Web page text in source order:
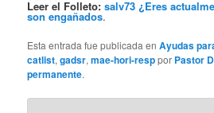
Leer el Folleto:salv73 ¿Eres
son engañados.
Esta entrada fue publicada enAyudas
catlist,gadsr,mae-hori-resppor Pastor
permanente.